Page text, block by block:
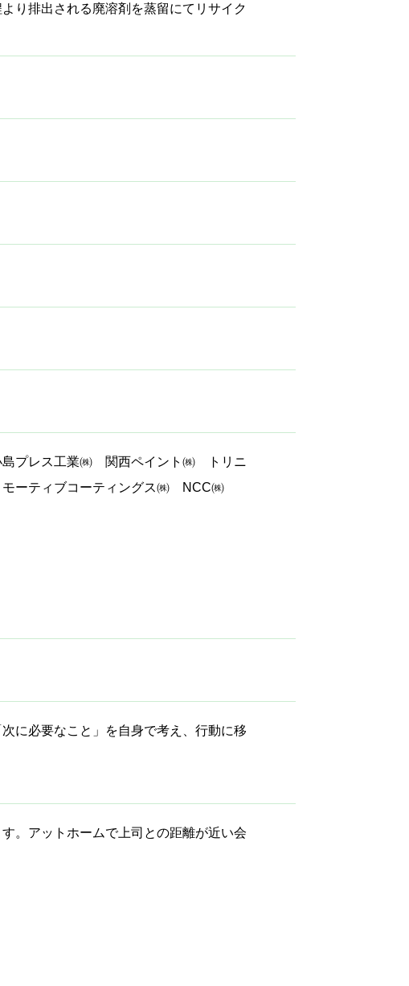
り排出される廃溶剤を蒸留にてリサイク
プレス工業㈱ 関西ペイント㈱ トリニ
ーティブコーティングス㈱ NCC㈱
に必要なこと」を自身で考え、行動に移
。アットホームで上司との距離が近い会